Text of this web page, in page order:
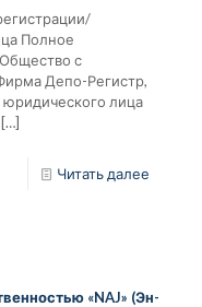
Полное
с
Депо-Регистр,
лица
[…]
Читать далее
«NAJ» (Эн-